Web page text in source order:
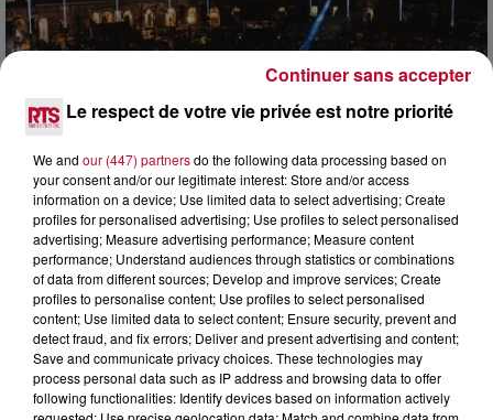
6 août 2026
NÎMES : « LE RÊVE DU GLADIATEUR » INVESTIT
LES ARÈNES CES 3...
Après un franc succès l'été dernier, le spectacle « Le Rêve
du gladiateur » revient illuminer l'amphithéâtre romain les 6,
7 et 8 août. Une fresque nocturne...
Le respect de votre vie privée est notre priorité
We and our (447) partnersdo the following data processing based on
your consent and/or our legitimate interest: Store and/or access
information on a device; Use limited data to select advertising; Create
profiles for personalised advertising; Use profiles to select personalised
advertising; Measure advertising performance; Measure content
performance; Understand audiences through statistics or combinations
of data from different sources; Develop and improve services; Create
profiles to personalise content; Use profiles to select personalised
content; Use limited data to select content; Ensure security, prevent and
detect fraud, and fix errors; Deliver and present advertising and content;
Save and communicate privacy choices. These technologies may
process personal data such as IP address and browsing data to offer
following functionalities: Identify devices based on information actively
Continuer sans accepter